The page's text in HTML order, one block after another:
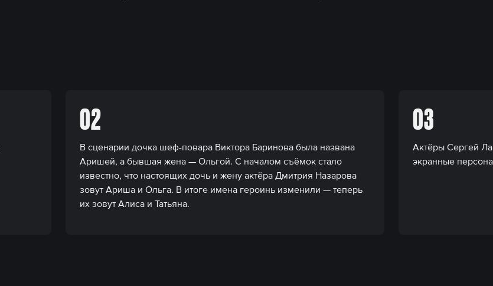
02
В сценарии дочка шеф-повара Виктора Баринова была названа
Аришей, а бывшая жена — Ольгой. С началом съёмок стало
известно, что настоящих дочь и жену актёра Дмитрия Назарова
зовут Ариша и Ольга. В итоге имена героинь изменили — теперь
их зовут Алиса и Татьяна.
03
Актёры Сергей
экранные